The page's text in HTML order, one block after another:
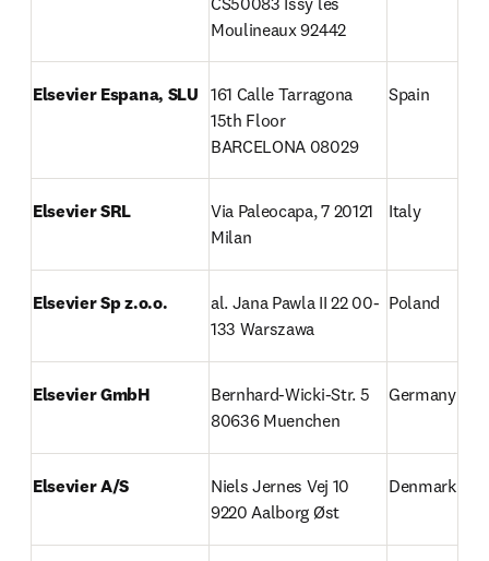
Moulineaux 92442
Elsevier Espana, SLU 161 Calle Tarragona
15th Floor
BARCELONA 08029
Spain
Elsevier SRL
Via Paleocapa, 7 20121
Milan
Italy
Elsevier Sp z.o.o.
al. Jana Pawla II 22 00-
133 Warszawa
Poland
Elsevier GmbH
Bernhard-Wicki-Str. 5
80636 Muenchen
Germany
Elsevier A/S
Niels Jernes Vej 10
9220 Aalborg Øst
Denmark